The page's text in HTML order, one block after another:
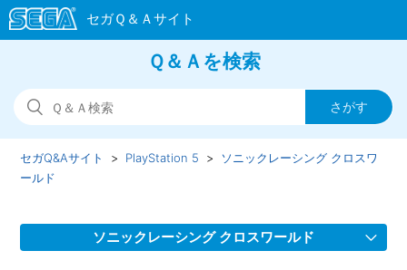
Ｑ＆Ａを検索
セガQ&Aサイト PlayStation 5
ソニックレーシング クロスワ
ールド
ソニックレーシング クロスワールド